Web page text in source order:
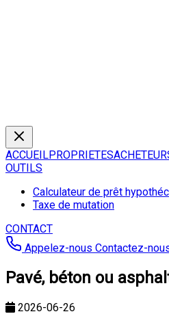
ACCUEILPROPRIETES
OUTILS
Calculateur de prêt
Taxe de mutation
CONTACT
Appelez-nous Contactez-
Pavé, béton ou
2026-06-26